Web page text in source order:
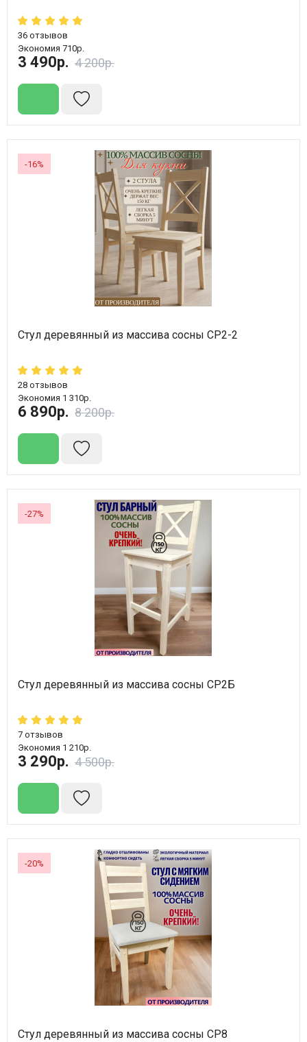
36 отзывов
Экономия 710р.
3 490р. 4 200р.
-16%
Стул деревянный из массива сосны СР2-2
28 отзывов
Экономия 1 310р.
6 890р. 8 200р.
-27%
Стул деревянный из массива сосны СР2Б
7 отзывов
Экономия 1 210р.
3 290р. 4 500р.
-20%
Стул деревянный из массива сосны СР8